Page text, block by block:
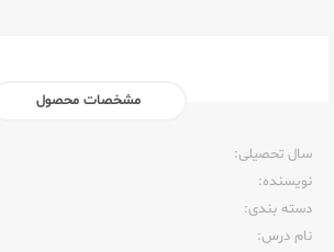
مشخصات محصول
سال تحصیلی:‌
نویسنده:‌
دسته بندی:
نام درس: